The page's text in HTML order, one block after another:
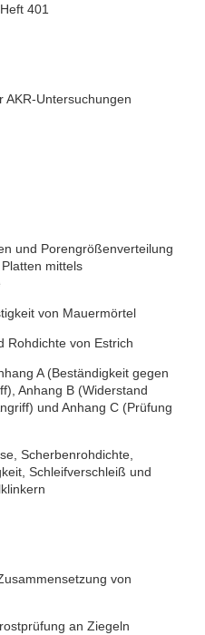
401
AKR-Untersuchungen
und Porengrößenverteilung
mittels
von Mauermörtel
Rohdichte von Estrich
A (Beständigkeit gegen
Anhang B (Widerstand
und Anhang C (Prüfung
Scherbenrohdichte,
Schleifverschleiß und
von
an Ziegeln